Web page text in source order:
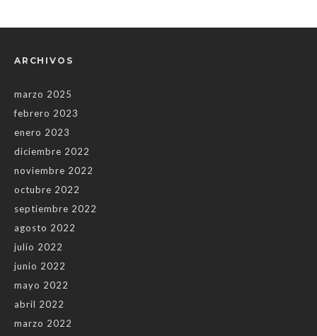
ARCHIVOS
marzo 2025
febrero 2023
enero 2023
diciembre 2022
noviembre 2022
octubre 2022
septiembre 2022
agosto 2022
julio 2022
junio 2022
mayo 2022
abril 2022
marzo 2022